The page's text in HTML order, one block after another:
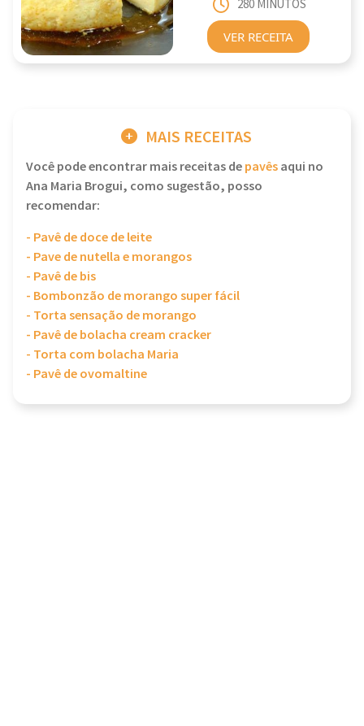
280 MINUTOS
VER RECEITA
MAIS RECEITAS
Você pode encontrar mais receitas depavêsaqui no
Ana Maria Brogui, como sugestão, posso
recomendar:
- Pavê de doce de leite
- Pave de nutella e morangos
- Pavê de bis
- Bombonzão de morango super fácil
- Torta sensação de morango
- Pavê de bolacha cream cracker
- Torta com bolacha Maria
- Pavê de ovomaltine